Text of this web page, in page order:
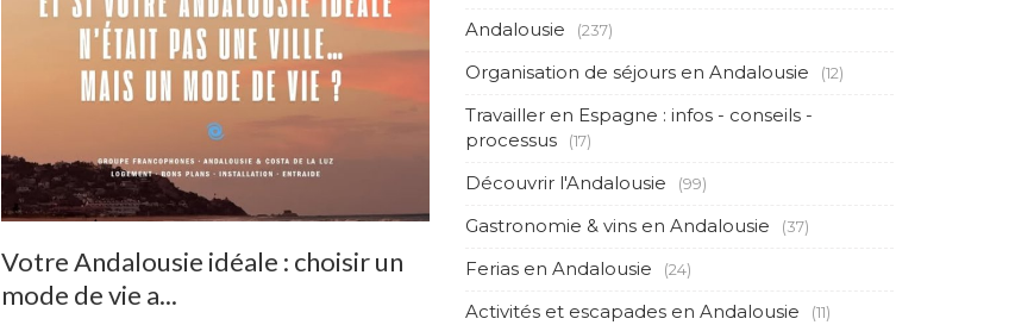
Votre Andalousie idéale : choisir un
mode de vie a...
Andalousie (237)
Organisation de séjours en Andalousie (12)
Travailler en Espagne : infos - conseils -
processus
(17)
Découvrir l'Andalousie (99)
Gastronomie & vins en Andalousie (37)
Ferias en Andalousie (24)
Activités et escapades en Andalousie (11)